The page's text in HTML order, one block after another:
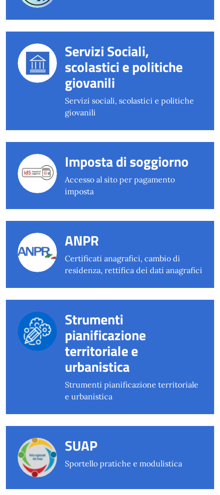
Servizi Sociali,
scolastici e politiche
giovanili
Servizi sociali, scolastici e politiche
giovanili
Imposta di soggiorno
Accesso al sito per pagamento
imposta
ANPR
Certificati anagrafici, cambio di
residenza, rettifica dei dati anagrafici
Strumenti
pianificazione
territoriale e
urbanistica
Strumenti pianificazione territoriale
e urbanistica
SUAP
Sportello pratiche e modulistica